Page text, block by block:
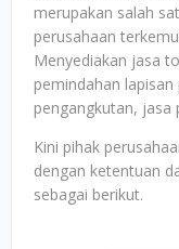
merupakan salah
perusahaan
Menyediakan jasa
pemindahan
pengangkutan, jasa
Kini pihak
dengan ketentuan
sebagai berikut.